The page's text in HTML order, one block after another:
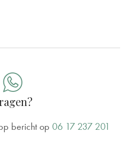
bericht op 06 17 237 201